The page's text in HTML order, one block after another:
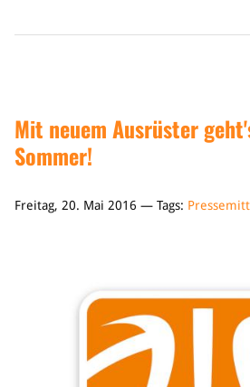
Mit neuem Ausrüster
Sommer!
Freitag, 20. Mai 2016 — Tags: